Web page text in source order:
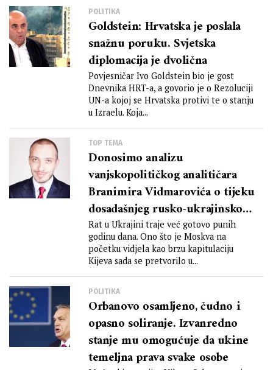
POLITIKA
Goldstein: Hrvatska je poslala
snažnu poruku. Svjetska
diplomacija je dvolična
Povjesničar Ivo Goldstein bio je gost
Dnevnika HRT-a, a govorio je o Rezoluciji
UN-a kojoj se Hrvatska protivi te o stanju
u Izraelu. Koja...
TOP TEMA
Donosimo analizu
vanjskopolitičkog analitičara
Branimira Vidmarovića o tijeku
dosadašnjeg rusko-ukrajinskog
sukoba – koje su očekivane
posljedice te zašto smatra da
sukob neće tako brzo završiti
Rat u Ukrajini traje već gotovo punih
godinu dana. Ono što je Moskva na
početku vidjela kao brzu kapitulaciju
Kijeva sada se pretvorilo u...
POLITIKA
Orbanovo osamljeno, čudno i
opasno soliranje. Izvanredno
stanje mu omogućuje da ukine
temeljna prava svake osobe